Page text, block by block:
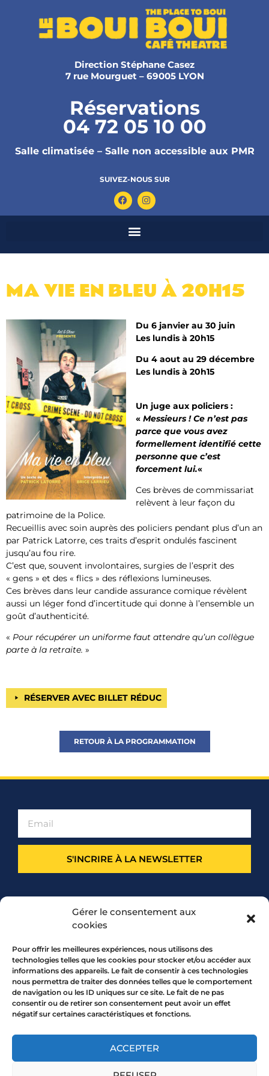
Gérer le consentement aux
cookies
Pour offrir les meilleures expériences, nous utilisons des
technologies telles que les cookies pour stocker et/ou accéder aux
informations des appareils. Le fait de consentir à ces technologies
nous permettra de traiter des données telles que le comportement
de navigation ou les ID uniques sur ce site. Le fait de ne pas
consentir ou de retirer son consentement peut avoir un effet
négatif sur certaines caractéristiques et fonctions.
ACCEPTER
Direction Stéphane Casez
7 rue Mourguet – 69005 LYON
Réservations
04 72 05 10 00
Salle climatisée – Salle non accessible aux PMR
SUIVEZ-NOUS SUR
MA VIE EN BLEU​ À 20H15
Du 6 janvier au 30 juin
Les lundis à 20h15
Du 4 aout au 29 décembre
Les lundis à 20h15
Un juge aux policiers :
« Messieurs ! Ce n’est pas
parce que vous avez
formellement identifié cette
personne que c’est
forcement lui.«
Ces brèves de commissariat
relèvent à leur façon du
patrimoine de la Police.
Recueillis avec soin auprès des policiers pendant plus d’un an
par Patrick Latorre, ces traits d’esprit ondulés fascinent
jusqu’au fou rire.
C’est que, souvent involontaires, surgies de l’esprit des
« gens » et des « flics » des réflexions lumineuses.
Ces brèves dans leur candide assurance comique révèlent
aussi un léger fond d’incertitude qui donne à l’ensemble un
goût d’authenticité.
« Pour récupérer un uniforme faut attendre qu’un collègue
parte à la retraite. »
RÉSERVER AVEC BILLET RÉDUC
RETOUR À LA PROGRAMMATION
S'INCRIRE À LA NEWSLETTER